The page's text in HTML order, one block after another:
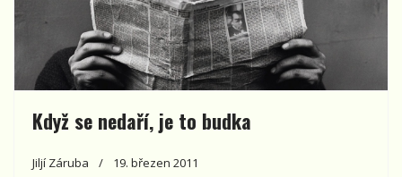
Když se nedaří, je to budka
Jiljí Záruba 19. březen 2011